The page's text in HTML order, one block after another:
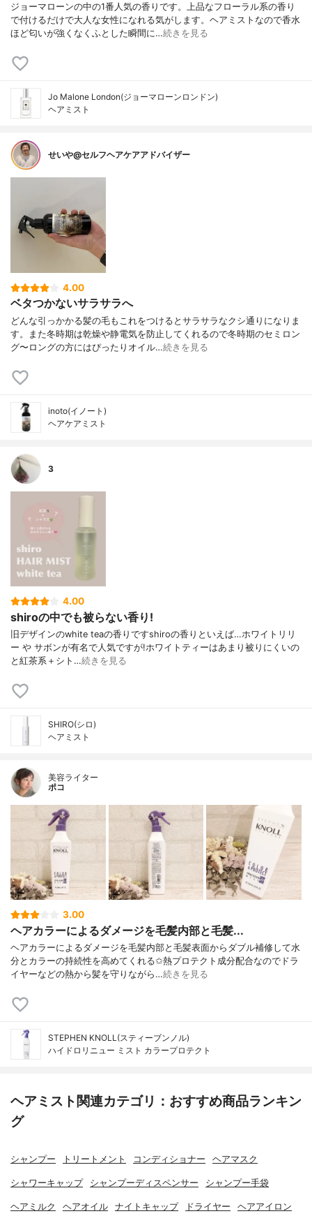
ジョーマローンの中の1番人気の香りです。上品なフローラル系の香り
で付けるだけで大人な女性になれる気がします。ヘアミストなので香水
ほど匂いが強くなくふとした瞬間に…続きを見る
Jo Malone London(ジョーマローンロンドン)
ヘアミスト
せいや@セルフヘアケアアドバイザー
4.00
ベタつかないサラサラへ
どんな引っかかる髪の毛もこれをつけるとサラサラなクシ通りになりま
す。また冬時期は乾燥や静電気を防止してくれるので冬時期のセミロン
グ〜ロングの方にはぴったりオイル…続きを見る
inoto(イノート)
ヘアケアミスト
3
4.00
shiroの中でも被らない香り!
旧デザインのwhite teaの香りですshiroの香りといえば…ホワイトリリ
ー や サボンが有名で人気ですが!ホワイトティーはあまり被りにくいの
と紅茶系＋シト…続きを見る
SHIRO(シロ)
ヘアミスト
美容ライター
ポコ
3.00
ヘアカラーによるダメージを毛髪内部と毛髪...
ヘアカラーによるダメージを毛髪内部と毛髪表面からダブル補修して水
分とカラーの持続性を高めてくれる✩熱プロテクト成分配合なのでドラ
イヤーなどの熱から髪を守りながら…続きを見る
STEPHEN KNOLL(スティーブンノル)
ハイドロリニュー ミスト カラープロテクト
ヘアミスト関連カテゴリ：おすすめ商品ランキン
グ
シャンプー トリートメント コンディショナー ヘアマスク
シャワーキャップ シャンプーディスペンサー シャンプー手袋
ヘアミルク ヘアオイル ナイトキャップ ドライヤー ヘアアイロン